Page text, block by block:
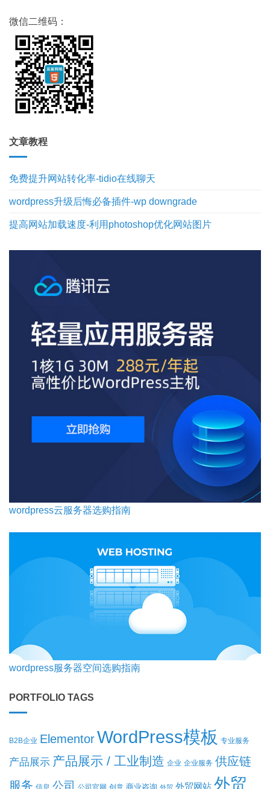
微信二维码：
文章教程
免费提升网站转化率-tidio在线聊天
wordpress升级后悔必备插件-wp downgrade
提高网站加载速度-利用photoshop优化网站图片
wordpress云服务器选购指南
wordpress服务器空间选购指南
PORTFOLIO TAGS
B2B企业 ElementorWordPress模板 专业服务
产品展示 产品展示 / 工业制造 企业 企业服务 供应链
服务 信息 公司 公司官网 创意 商业咨询 外贸 外贸网站 外贸